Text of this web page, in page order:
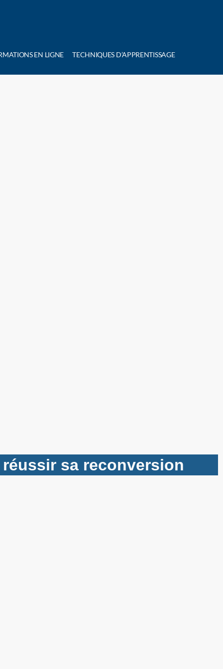
EN LIGNE TECHNIQUES D’APPRENTISSAGE
sa reconversion